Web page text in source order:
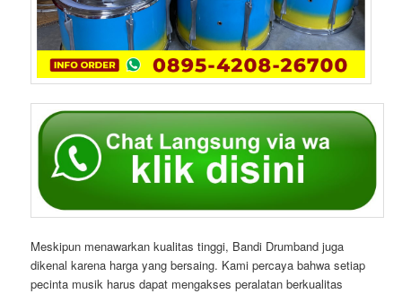
Meskipun menawarkan kualitas tinggi, Bandi Drumband juga
dikenal karena harga yang bersaing. Kami percaya bahwa setiap
pecinta musik harus dapat mengakses peralatan berkualitas